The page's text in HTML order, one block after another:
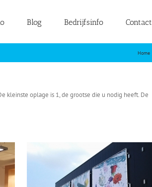
Blog Bedrijfsinfo Contact
Home
kleinste oplage is 1, de grootse die u nodig heeft. De